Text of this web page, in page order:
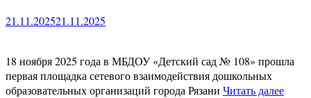
21.11.202521.11.2025
18 ноября 2025 года в МБДОУ «Детский сад № 108» прошла
первая площадка сетевого взаимодействия дошкольных
образовательных организаций города Рязани Читать далее